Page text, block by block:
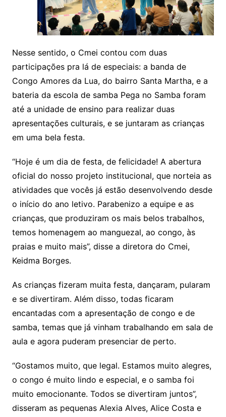
Nesse sentido, o Cmei contou com duas
participações pra lá de especiais: a banda de
Congo Amores da Lua, do bairro Santa Martha, e a
bateria da escola de samba Pega no Samba foram
até a unidade de ensino para realizar duas
apresentações culturais, e se juntaram as crianças
em uma bela festa.
“Hoje é um dia de festa, de felicidade! A abertura
oficial do nosso projeto institucional, que norteia as
atividades que vocês já estão desenvolvendo desde
o início do ano letivo. Parabenizo a equipe e as
crianças, que produziram os mais belos trabalhos,
temos homenagem ao manguezal, ao congo, às
praias e muito mais”, disse a diretora do Cmei,
Keidma Borges.
As crianças fizeram muita festa, dançaram, pularam
e se divertiram. Além disso, todas ficaram
encantadas com a apresentação de congo e de
samba, temas que já vinham trabalhando em sala de
aula e agora puderam presenciar de perto.
“Gostamos muito, que legal. Estamos muito alegres,
o congo é muito lindo e especial, e o samba foi
muito emocionante. Todos se divertiram juntos”,
disseram as pequenas Alexia Alves, Alice Costa e